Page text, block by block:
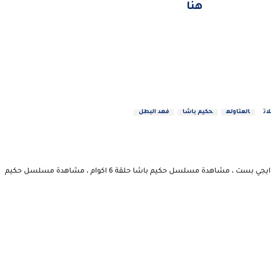
هنا
العتاوله حكيم باشا فهد البطل
مشاهدة مسلسل حكيم باشا حلقة 6 ايجي بست ، مشاهدة مسلسل حكيم باشا حلقة 6 اكوام ، مشاهدة مسلسل حكيم